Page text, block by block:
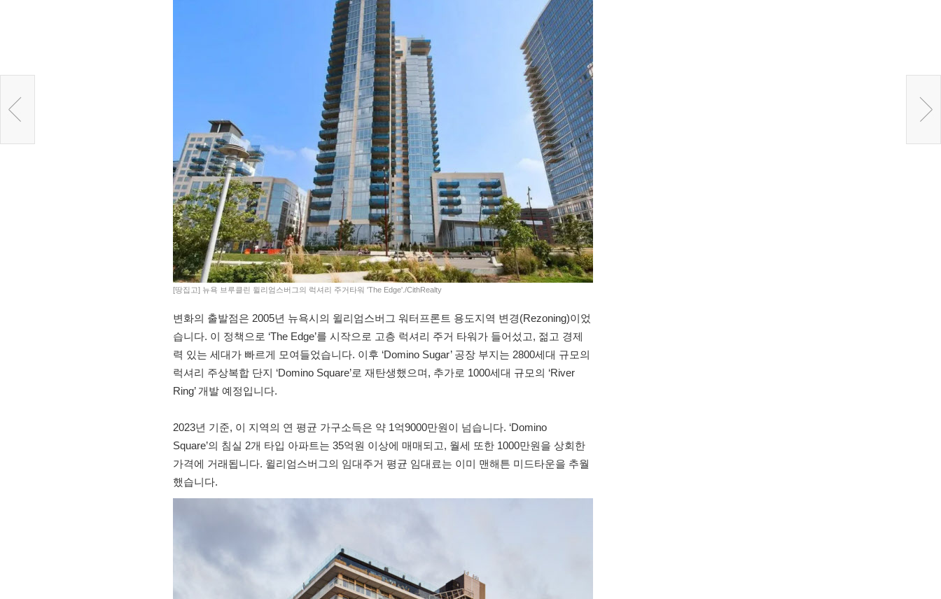
[땅집고] 뉴욕 브루클린 윌리엄스버그의 럭셔리 주거타워 'The Edge'./CithRealty
변화의 출발점은 2005년 뉴욕시의 윌리엄스버그 워터프론트 용도지역 변경(Rezoning)이었
습니다. 이 정책으로 ‘The Edge’를 시작으로 고층 럭셔리 주거 타워가 들어섰고, 젊고 경제
력 있는 세대가 빠르게 모여들었습니다. 이후 ‘Domino Sugar’ 공장 부지는 2800세대 규모의
럭셔리 주상복합 단지 ‘Domino Square’로 재탄생했으며, 추가로 1000세대 규모의 ‘River
Ring’ 개발 예정입니다.
2023년 기준, 이 지역의 연 평균 가구소득은 약 1억9000만원이 넘습니다. ‘Domino
Square’의 침실 2개 타입 아파트는 35억원 이상에 매매되고, 월세 또한 1000만원을 상회한
가격에 거래됩니다. 윌리엄스버그의 임대주거 평균 임대료는 이미 맨해튼 미드타운을 추월
했습니다.